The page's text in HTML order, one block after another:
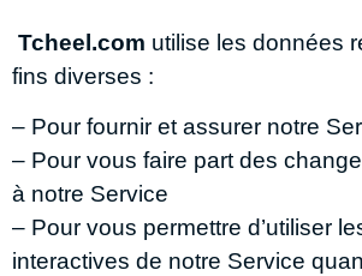
Tcheel.com utilise les données
fins diverses :
– Pour fournir et assurer notre
– Pour vous faire part des
à notre Service
– Pour vous permettre d’utiliser
interactives de notre Service